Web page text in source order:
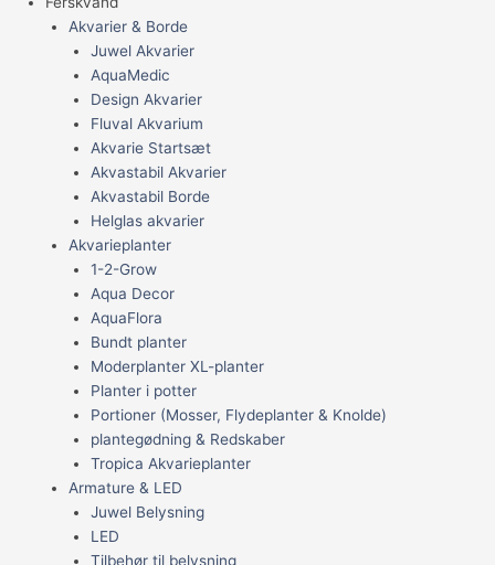
Akvarier & Borde
Juwel Akvarier
AquaMedic
Design Akvarier
Fluval Akvarium
Akvarie Startsæt
Akvastabil Akvarier
Akvastabil Borde
Helglas akvarier
Akvarieplanter
1-2-Grow
Aqua Decor
AquaFlora
Bundt planter
Moderplanter XL-planter
Planter i potter
Portioner (Mosser, Flydeplanter & Knolde)
plantegødning & Redskaber
Tropica Akvarieplanter
Armature & LED
Juwel Belysning
LED
Tilbehør til belysning